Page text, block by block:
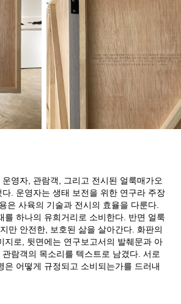
영자, 관람객, 그리고 전시된 얼룩매가오
. 운영자는 생태 보전을 위한 연구라 주장
은 사육의 기술과 전시의 효율을 다룬다.
를 하나의 유희거리로 소비한다. 반면 얼룩
만 안전한, 보호된 삶을 살아간다. 화판의
지로, 뒷면에는 연구보고서의 발췌문과 아
람객의 목소리를 텍스트로 남겼다. 서로
은 어떻게 규정되고 소비되는가를 드러내